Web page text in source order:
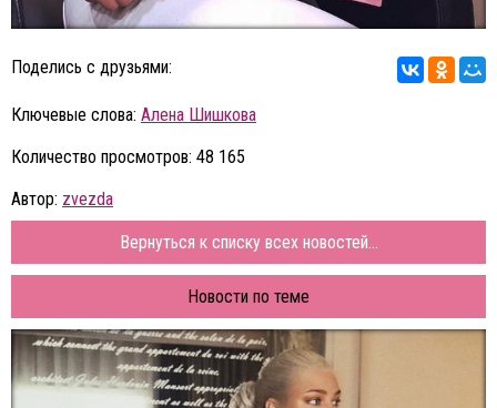
Поделись с друзьями:
Ключевые слова: Алена Шишкова
Количество просмотров: 48 165
Автор: zvezda
Вернуться к списку всех новостей...
Новости по теме